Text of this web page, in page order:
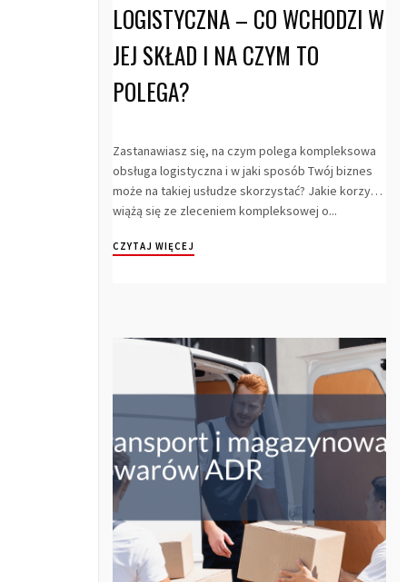
LOGISTYCZNA – CO WCHODZI W
JEJ SKŁAD I NA CZYM TO
POLEGA?
Zastanawiasz się, na czym polega kompleksowa
obsługa logistyczna i w jaki sposób Twój biznes
może na takiej usłudze skorzystać? Jakie korzyści
wiążą się ze zleceniem kompleksowej o...
CZYTAJ WIĘCEJ